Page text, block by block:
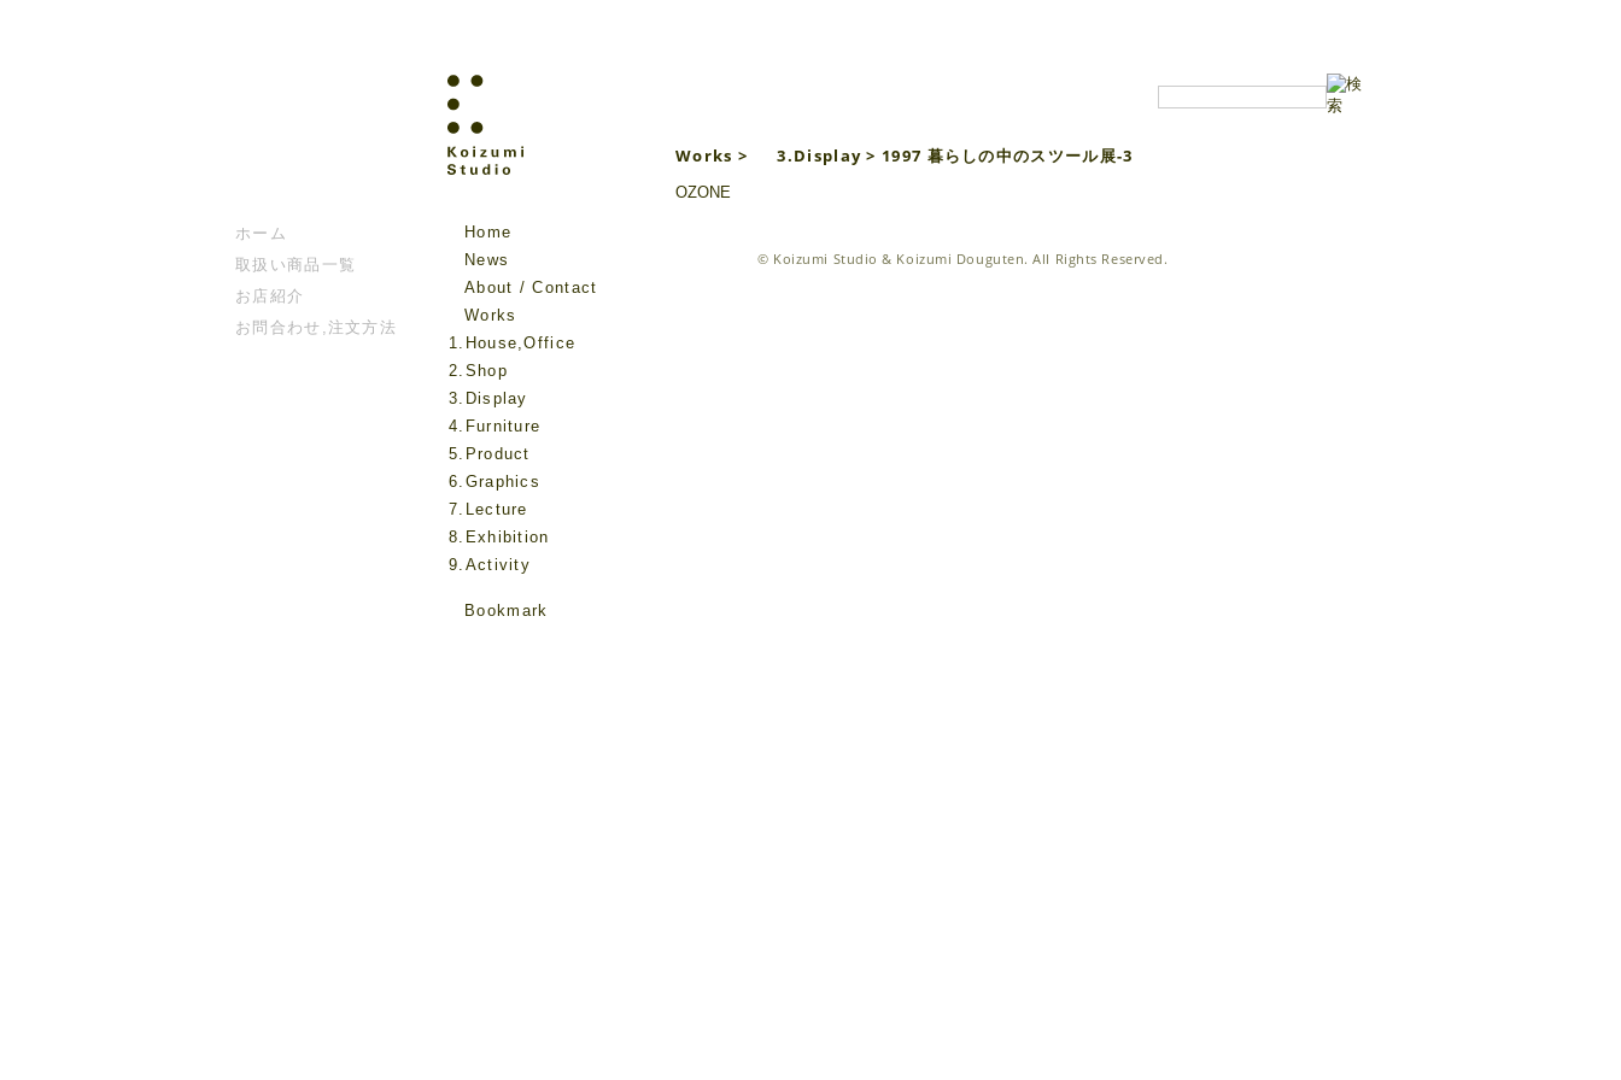
Home
News
About / Contact
Works
1.House,Office
2.Shop
3.Display
4.Furniture
5.Product
6.Graphics
7.Lecture
8.Exhibition
9.Activity
Bookmark
ホーム
取扱い商品一覧
お店紹介
お問合わせ,注文方法
Works > 3.Display > 1997 暮らしの中のスツール展-3
OZONE
© Koizumi Studio & Koizumi Douguten. All Rights Reserved.